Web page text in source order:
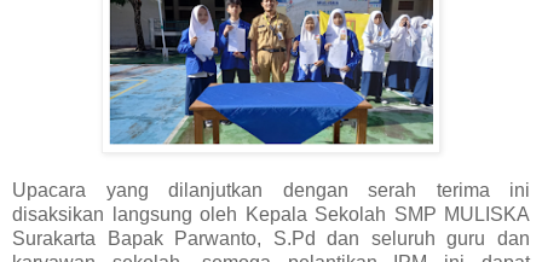
Upacara yang dilanjutkan dengan serah terima ini
disaksikan langsung oleh Kepala Sekolah SMP MULISKA
Surakarta Bapak Parwanto, S.Pd dan seluruh guru dan